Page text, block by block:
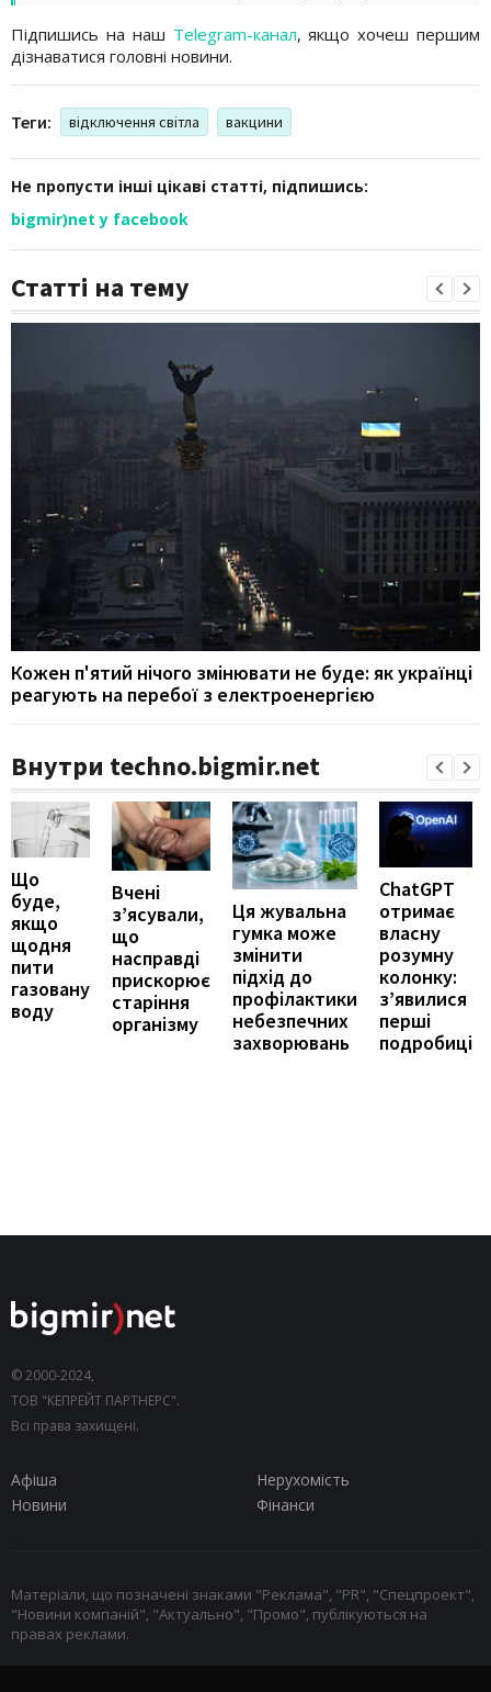
Підпишись на наш Telegram-канал, якщо хочеш першим
дізнаватися головні новини.
Теги: відключення світла вакцини
Не пропусти інші цікаві статті, підпишись:
bigmir)net у facebook
Статті на тему
Кожен п'ятий нічого змінювати не буде: як українці
реагують на перебої з електроенергією
Внутри techno.bigmir.net
Що
буде,
якщо
щодня
пити
газовану
воду
Вчені
з’ясували,
що
насправді
прискорює
старіння
організму
Ця жувальна
гумка може
змінити
підхід до
профілактики
небезпечних
захворювань
ChatGPT
отримає
власну
розумну
колонку:
з’явилися
перші
подробиці
© 2000-2024,
ТОВ "КЕПРЕЙТ ПАРТНЕРС".
Всі права захищені.
Афіша
Нерухомість
Новини
Фінанси
Матеріали, що позначені знаками "Реклама", "PR", "Спецпроект",
"Новини компаній", "Актуально", "Промо", публікуються на
правах реклами.